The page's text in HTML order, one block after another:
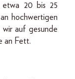
etwa 20 bis 25
hochwertigen
auf gesunde
an Fett.